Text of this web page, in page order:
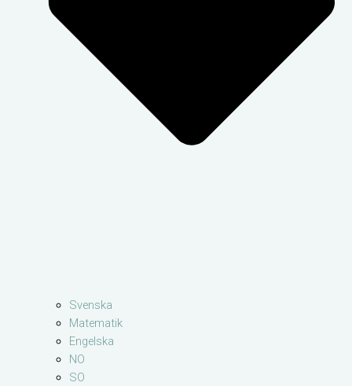
Svenska
Matematik
Engelska
NO
SO